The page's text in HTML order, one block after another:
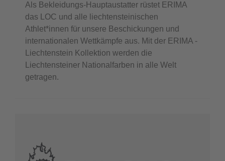
Als Bekleidungs-Hauptaustatter rüstet ERIMA
das LOC und alle liechtensteinischen
Athlet*innen für unsere Beschickungen und
internationalen Wettkämpfe aus. Mit der ERIMA -
Liechtenstein Kollektion werden die
Liechtensteiner Nationalfarben in alle Welt
getragen.